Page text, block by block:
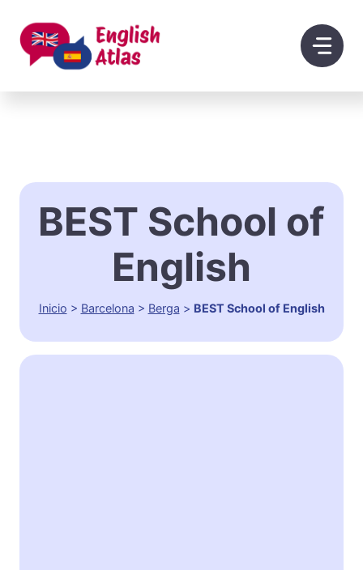
contenido
BEST School of
English
Inicio > Barcelona > Berga > BEST School of English